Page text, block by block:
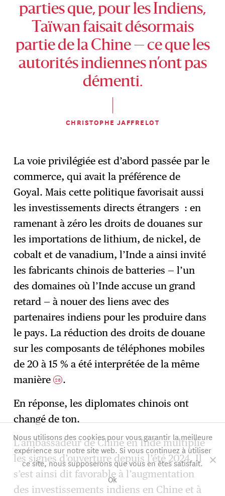
parties que, pour les Indiens,
Taïwan faisait désormais
partie de la Chine — ce que les
autorités indiennes n’ont pas
démenti.
CHRISTOPHE JAFFRELOT
La voie privilégiée est d’abord passée par le
commerce, qui avait la préférence de
Goyal. Mais cette politique favorisait aussi
les investissements directs étrangers : en
ramenant à zéro les droits de douanes sur
les importations de lithium, de nickel, de
cobalt et de vanadium, l’Inde a ainsi invité
les fabricants chinois de batteries — l’un
des domaines où l’Inde accuse un grand
retard — à nouer des liens avec des
partenaires indiens pour les produire dans
le pays. La réduction des droits de douane
sur les composants de téléphones mobiles
de 20 à 15 % a été interprétée de la même
manière28 .
En réponse, les diplomates chinois ont
changé de ton.
L’ambassadeur de Chine en Inde multiplie
les signes d’ouverture depuis l’été 2024. Il
s’est ainsi dit favorable à l’augmentation
des investissements indiens en Chine et à
Nous utilisons des cookies pour vous garantir la meilleure
expérience sur notre site web. Si vous continuez à utiliser
ce site, nous supposerons que vous en êtes satisfait.
Ok